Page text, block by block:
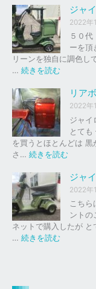
イ
ク
車
下
、
買
取
を
は
ま
し
た
。
ャ
イ
ロ
ッ
ド
ッ
ド
ジャ
2022年
５０
ーを頂
リーンを独自に調色し
… 続きを読む
イ
ロ
キ
ャ
ノ
ピ
ー
ザ
ク
仕
様
リア
2022年
ジャイ
とても
を買うとほとんどは
さ… 続きを読む
ア
ボ
ッ
ク
ス
ジャ
2022年
こち
ントの
ネットで購入したが と
… 続きを読む